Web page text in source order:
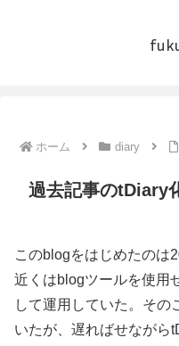
ホーム diary
過去記事のtDiary
このblogをはじめたのは
近くはblogツールを使用
して運用していた。その
いたが、遅ればせながら